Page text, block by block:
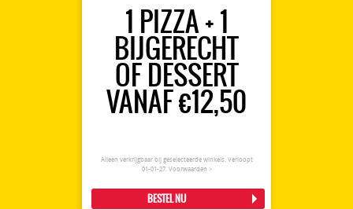
1 PIZZA + 1
BIJGERECHT
OF DESSERT
VANAF €12,50
Alleen verkrijgbaar bij geselecteerde winkels. Verloopt
01-01-27. Voorwaarden >
BESTEL NU